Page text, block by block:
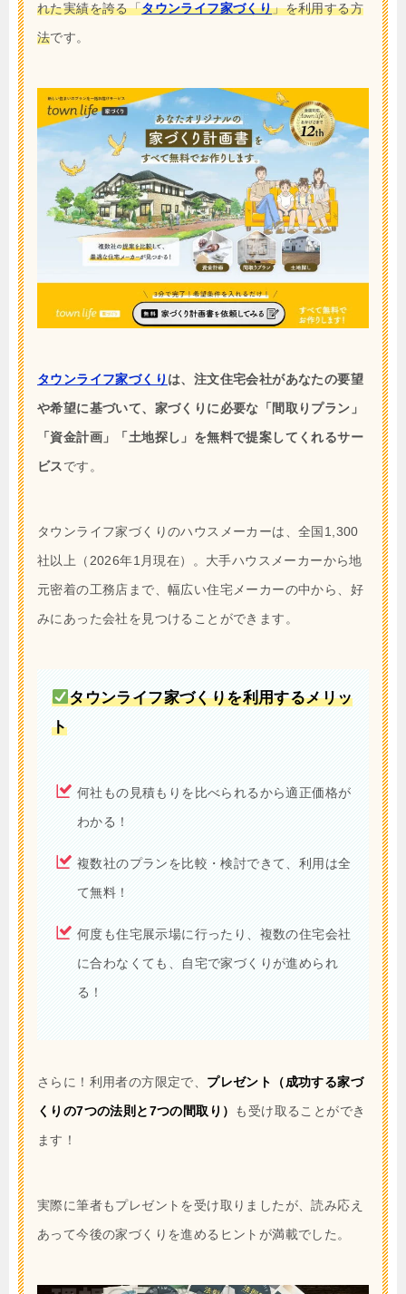
れた実績を誇る「タウンライフ家づくり」を利用する方
法です。
タウンライフ家づくり は、注文住宅会社があなたの要望
や希望に基づいて、家づくりに必要な「間取りプラン」
「資金計画」「土地探し」を無料で提案してくれるサー
ビスです。
タウンライフ家づくりのハウスメーカーは、全国1,300
社以上（2026年1月現在）。大手ハウスメーカーから地
元密着の工務店まで、幅広い住宅メーカーの中から、好
みにあった会社を見つけることができます。
タウンライフ家づくりを利用するメリッ
ト
何社もの見積もりを比べられるから適正価格が
わかる！
複数社のプランを比較・検討できて、利用は全
て無料！
何度も住宅展示場に行ったり、複数の住宅会社
に合わなくても、自宅で家づくりが進められ
る！
さらに！利用者の方限定で、 プレゼント（成功する家づ
くりの7つの法則と7つの間取り） も受け取ることができ
ます！
実際に筆者もプレゼントを受け取りましたが、読み応え
あって今後の家づくりを進めるヒントが満載でした。